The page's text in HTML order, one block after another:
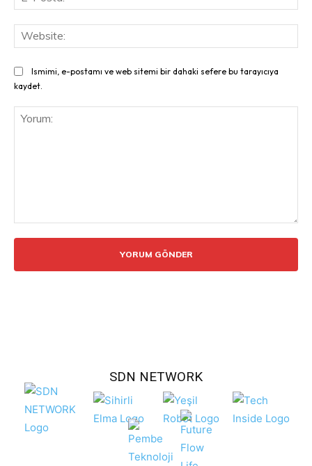
Ismimi, e-postamı ve web sitemi bir dahaki sefere bu tarayıcıya
kaydet.
SDN NETWORK